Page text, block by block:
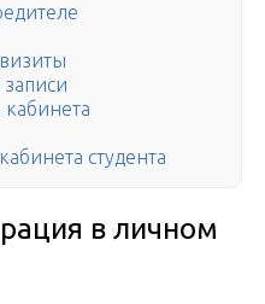
студента
в личном